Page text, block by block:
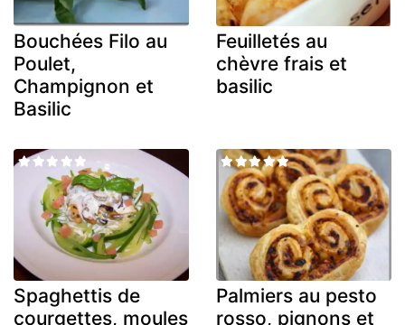
Bouchées Filo au
Poulet,
Champignon et
Basilic
Feuilletés au
chèvre frais et
basilic
Spaghettis de
courgettes, moules
Palmiers au pesto
rosso, pignons et